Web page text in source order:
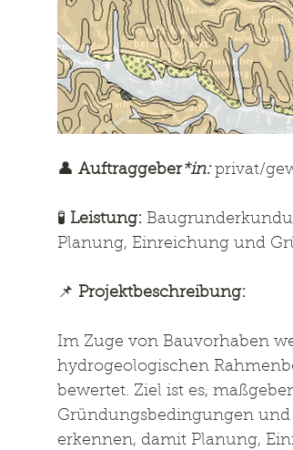
👤 Auftraggeber*in: privat/
🧪 Leistung:
Planung, Einreichung und
📌 Projektbeschreibung:
Im Zuge von Bauvorhaben
hydrogeologischen
bewertet. Ziel ist es,
Gründungsbedingungen
erkennen, damit Planung,